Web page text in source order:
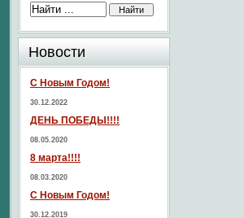
Новости
С Новым Годом!
30.12.2022
ДЕНЬ ПОБЕДЫ!!!!
08.05.2020
8 марта!!!!
08.03.2020
С Новым Годом!
30.12.2019